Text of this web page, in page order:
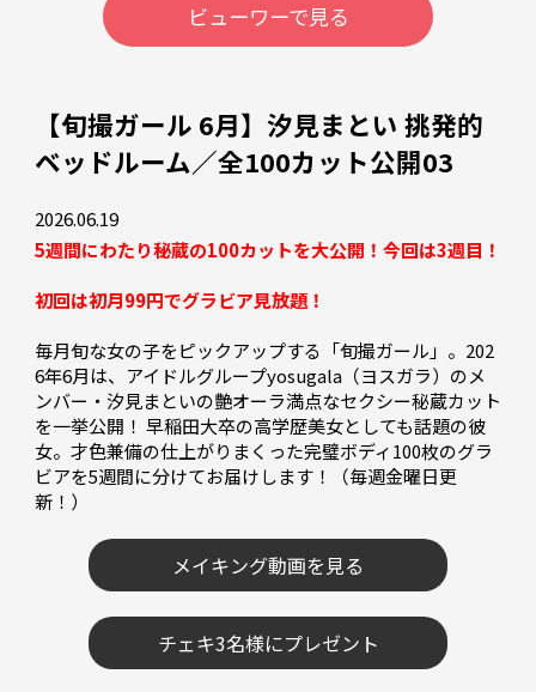
ビューワーで見る
【旬撮ガール 6月】汐見まとい 挑発的
ベッドルーム／全100カット公開03
2026.06.19
5週間にわたり秘蔵の100カットを大公開！今回は3週目！
初回は初月99円でグラビア見放題！
毎月旬な女の子をピックアップする「旬撮ガール」。202
6年6月は、アイドルグループyosugala（ヨスガラ）のメ
ンバー・汐見まといの艶オーラ満点なセクシー秘蔵カット
を一挙公開！ 早稲田大卒の高学歴美女としても話題の彼
女。才色兼備の仕上がりまくった完璧ボディ100枚のグラ
ビアを5週間に分けてお届けします！（毎週金曜日更
新！）
メイキング動画を見る
チェキ3名様にプレゼント